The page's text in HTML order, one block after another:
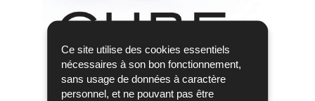
Ce site utilise des cookies essentiels
nécessaires à son bon fonctionnement,
sans usage de données à caractère
personnel, et ne pouvant pas être